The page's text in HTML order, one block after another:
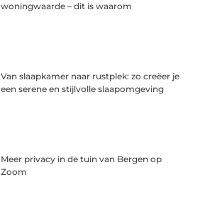
woningwaarde – dit is waarom
Van slaapkamer naar rustplek: zo creëer je
een serene en stijlvolle slaapomgeving
Meer privacy in de tuin van Bergen op
Zoom